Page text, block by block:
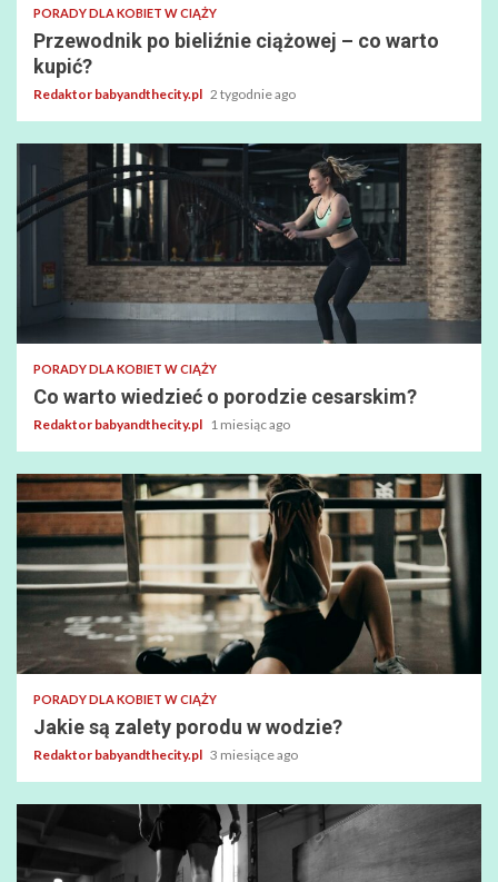
PORADY DLA KOBIET W CIĄŻY
Przewodnik po bieliźnie ciążowej – co warto
kupić?
Redaktor babyandthecity.pl 2 tygodnie ago
PORADY DLA KOBIET W CIĄŻY
Co warto wiedzieć o porodzie cesarskim?
Redaktor babyandthecity.pl 1 miesiąc ago
PORADY DLA KOBIET W CIĄŻY
Jakie są zalety porodu w wodzie?
Redaktor babyandthecity.pl 3 miesiące ago